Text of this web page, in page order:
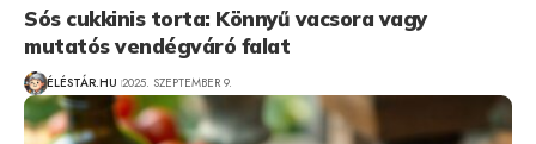
Sós cukkinis torta: Könnyű vacsora vagy
mutatós vendégváró falat
ÉLÉSTÁR.HU 2025. SZEPTEMBER 9.